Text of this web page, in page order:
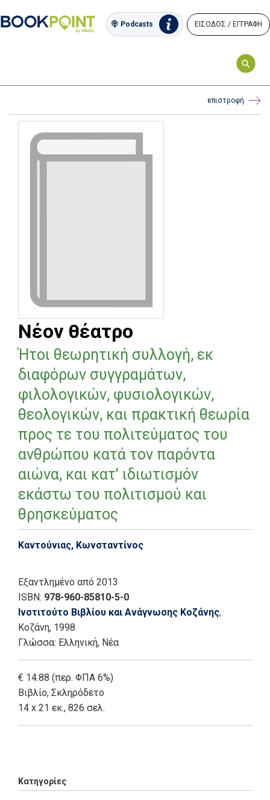
Podcasts ΕΙΣΟΔΟΣ / ΕΓΓΡΑΦΗ
επιστροφή
Νέον θέατρο
Ήτοι θεωρητική συλλογή, εκ
διαφόρων συγγραμάτων,
φιλολογικών, φυσιολογικών,
θεολογικών, και πρακτική θεωρία
προς τε του πολιτεύματος του
ανθρώπου κατά τον παρόντα
αιώνα, και κατ' ιδιωτισμόν
εκάστω του πολιτισμού και
θρησκεύματος
Καντούνιας, Κωνσταντίνος
Εξαντλημένο από 2013
ISBN: 978-960-85810-5-0
Ινστιτούτο Βιβλίου και Ανάγνωσης Κοζάνης,
Κοζάνη, 1998
Γλώσσα: Ελληνική, Νέα
€ 14.88 (περ. ΦΠΑ 6%)
Βιβλίο, Σκληρόδετο
14 x 21 εκ., 826 σελ.
Κατηγορίες